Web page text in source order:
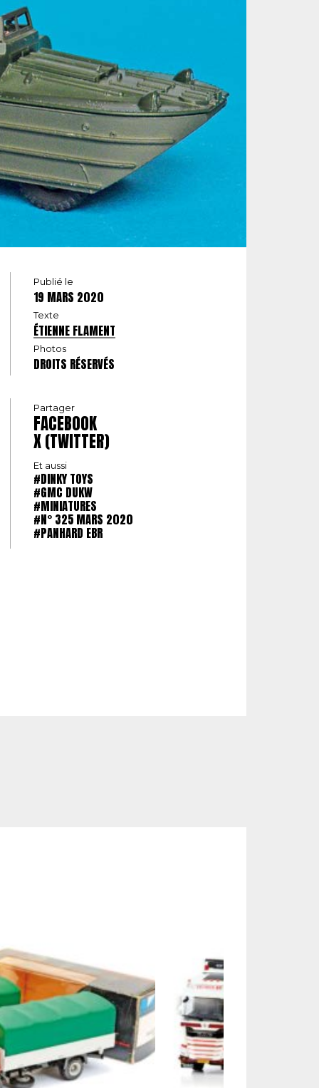
Publié le
19 MARS 2020
Texte
ÉTIENNE FLAMENT
Photos
DROITS RÉSERVÉS
Partager
FACEBOOK
X (TWITTER)
Et aussi
#DINKY TOYS
#GMC DUKW
#MINIATURES
#N° 325 MARS 2020
#PANHARD EBR